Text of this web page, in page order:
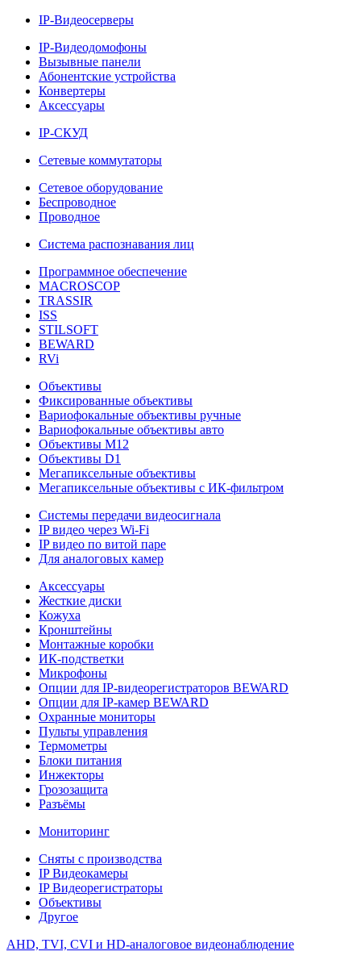
IP-Видеосерверы
IP-Видеодомофоны
Вызывные панели
Абонентские устройства
Конвертеры
Аксессуары
IP-СКУД
Сетевые коммутаторы
Сетевое оборудование
Беспроводное
Проводное
Система распознавания лиц
Программное обеспечение
MACROSCOP
TRASSIR
ISS
STILSOFT
BEWARD
RVi
Объективы
Фиксированные объективы
Вариофокальные объективы ручные
Вариофокальные объективы авто
Объективы М12
Объективы D1
Мегапиксельные объективы
Мегапиксельные объективы с ИК-фильтром
Системы передачи видеосигнала
IP видео через Wi-Fi
IP видео по витой паре
Для аналоговых камер
Аксессуары
Жесткие диски
Кожуха
Кронштейны
Монтажные коробки
ИК-подстветки
Микрофоны
Опции для IP-видеорегистраторов BEWARD
Опции для IP-камер BEWARD
Охранные мониторы
Пульты управления
Термометры
Блоки питания
Инжекторы
Грозозащита
Разъёмы
Мониторинг
Сняты с производства
IP Видеокамеры
IP Видеорегистраторы
Объективы
Другое
AHD, TVI, CVI и HD-аналоговое видеонаблюдение